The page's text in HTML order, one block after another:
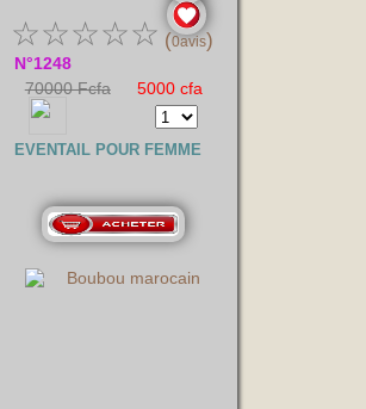
☆☆☆☆☆ (0avis)
N°1248
70000 Fcfa
5000 cfa
EVENTAIL POUR FEMME